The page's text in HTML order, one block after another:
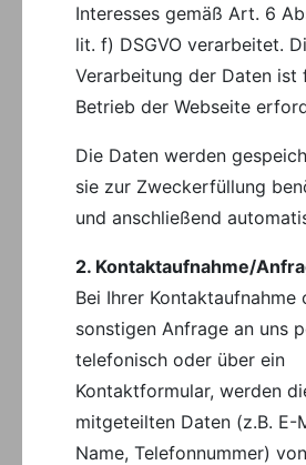
Interesses gemäß Art. 6
lit. f) DSGVO verarbeitet.
Verarbeitung der Daten ist
Betrieb der Webseite
Die Daten werden
sie zur Zweckerfüllung
und anschließend
2. Kontaktaufnahme/
Bei Ihrer Kontaktaufnahme
sonstigen Anfrage an uns
telefonisch oder über ein
Kontaktformular, werden
mitgeteilten Daten (z.B. E-
Name, Telefonnummer)